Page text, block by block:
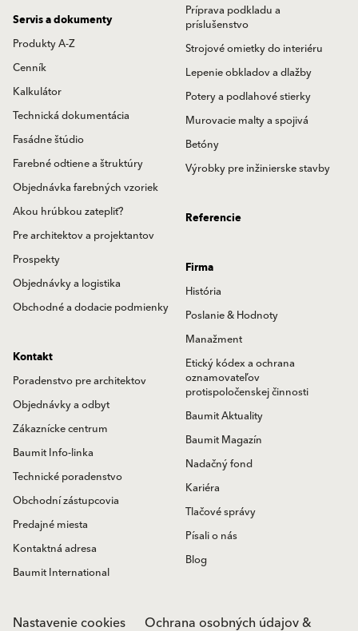
Príprava podkladu a
príslušenstvo
Strojové omietky do interiéru
Lepenie obkladov a dlažby
Potery a podlahové stierky
Murovacie malty a spojivá
Betóny
Výrobky pre inžinierske stavby
Servis a dokumenty
Produkty A-Z
Cenník
Kalkulátor
Technická dokumentácia
Fasádne štúdio
Farebné odtiene a štruktúry
Objednávka farebných vzoriek
Akou hrúbkou zatepliť?
Pre architektov a projektantov
Prospekty
Objednávky a logistika
Obchodné a dodacie podmienky
Referencie
Firma
História
Poslanie & Hodnoty
Manažment
Etický kódex a ochrana
oznamovateľov
protispoločenskej činnosti
Baumit Aktuality
Baumit Magazín
Nadačný fond
Kariéra
Tlačové správy
Písali o nás
Blog
Kontakt
Poradenstvo pre architektov
Objednávky a odbyt
Zákaznícke centrum
Baumit Info-linka
Technické poradenstvo
Obchodní zástupcovia
Predajné miesta
Kontaktná adresa
Baumit International
Nastavenie cookies Ochrana osobných údajov &